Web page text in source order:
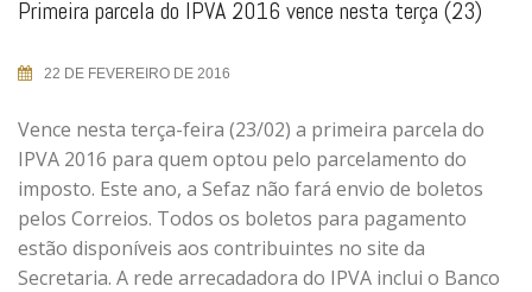
Primeira parcela do IPVA 2016 vence nesta terça (23)
22 DE FEVEREIRO DE 2016
Vence nesta terça-feira (23/02) a primeira parcela do
IPVA 2016 para quem optou pelo parcelamento do
imposto. Este ano, a Sefaz não fará envio de boletos
pelos Correios. Todos os boletos para pagamento
estão disponíveis aos contribuintes no site da
Secretaria. A rede arrecadadora do IPVA inclui o Banco